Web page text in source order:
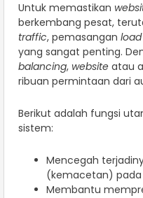
Untuk memastikan
berkembang pesat,
traffic, pemasangan
yang sangat penting.
balancing, website atau
ribuan permintaan dari
Berikut adalah fungsi
sistem:
Mencegah
(kemacetan) pada
Membantu